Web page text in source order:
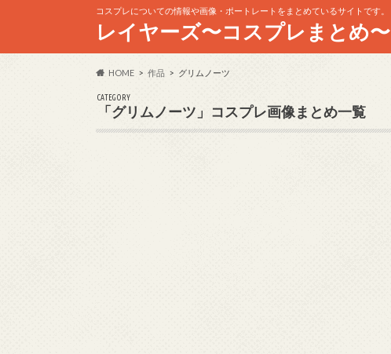
コスプレについての情報や画像・ポートレートをまとめているサイトです。
レイヤーズ〜コスプレまとめ〜
HOME 作品 グリムノーツ
CATEGORY
「グリムノーツ」コスプレ画像まとめ一覧